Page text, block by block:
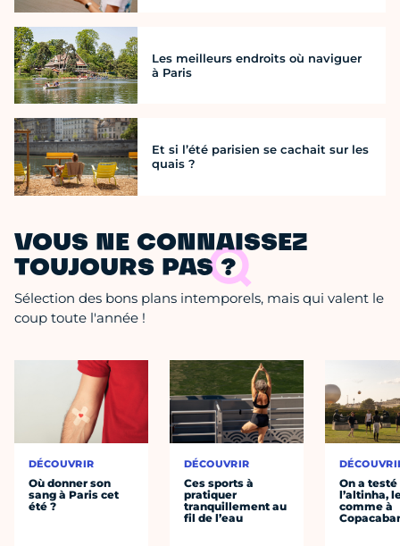
Les meilleurs endroits où naviguer
à Paris
Et si l’été parisien se cachait sur les
quais ?
VOUS NE CONNAISSEZ
TOUJOURS PAS ?
Sélection des bons plans intemporels, mais qui valent le
coup toute l'année !
DÉCOUVRIR
Où donner son
sang à Paris cet
été ?
DÉCOUVRIR
Ces sports à
pratiquer
tranquillement au
fil de l’eau
On a testé
l’altinha,
comme à